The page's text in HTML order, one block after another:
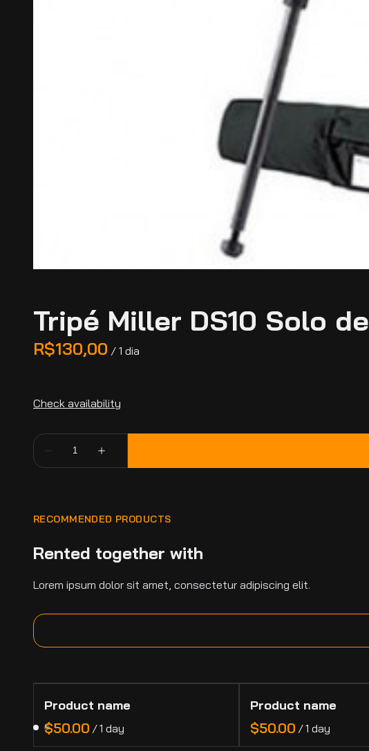
Tripé Miller DS10 Solo
/
RECOMMENDED PRODUCTS
Rented together with
Lorem ipsum dolor sit amet, consectetur adipiscing elit.
Product name
$50.00 /1 day
Product name
$50.00 /1 day